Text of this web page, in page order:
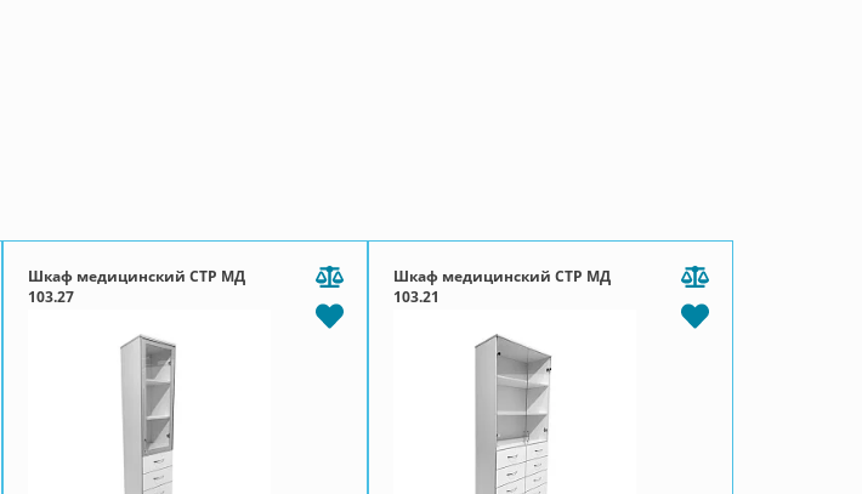
Шкаф медицинский СТР МД
103.27
Шкаф медицинский СТР МД
103.21